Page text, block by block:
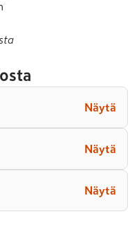
Näytä
Näytä
Näytä